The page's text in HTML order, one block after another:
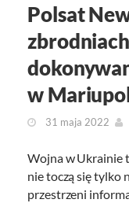
Polsat
w
31 maja 2022
Wojna w Ukrainie
nie toczą się tylko
przestrzeni